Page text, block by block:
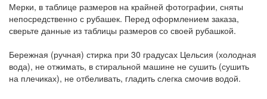
Мерки, в таблице размеров на крайней фотографии, сняты
непосредственно с рубашек. Перед оформлением заказа,
сверьте данные из таблицы размеров со своей рубашкой.
Бережная (ручная) стирка при 30 градусах Цельсия (холодная
вода), не отжимать, в стиральной машине не сушить (сушить
на плечиках), не отбеливать, гладить слегка смочив водой.